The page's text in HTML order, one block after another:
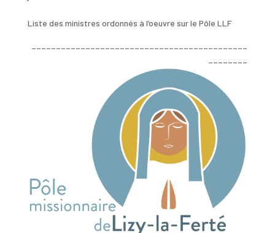
Liste des ministres ordonnés à l’oeuvre sur le Pôle LLF